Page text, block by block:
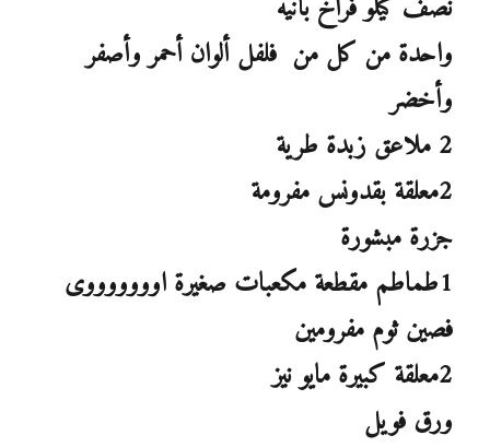
واحدة من كل من فلفل ألوان أحمر وأصفر
وأخضر
2 ملاعق زبدة طرية
2معلقة بقدونس مفرومة
جزرة مبشورة
1طماطم مقطعة مكعبات صغيرة اوووووووى
فصين ثوم مفرومين
2معلقة كبيرة مايو نيز
ورق فويل